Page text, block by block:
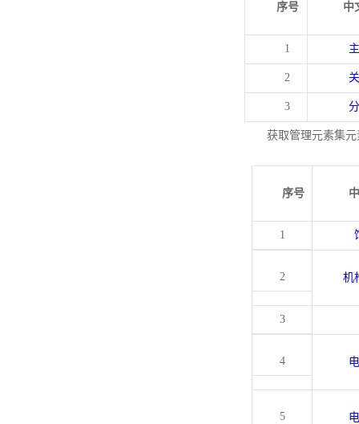
序号 中
1
2
3
获取管理元素集
序号
1
2 机
3
4
5